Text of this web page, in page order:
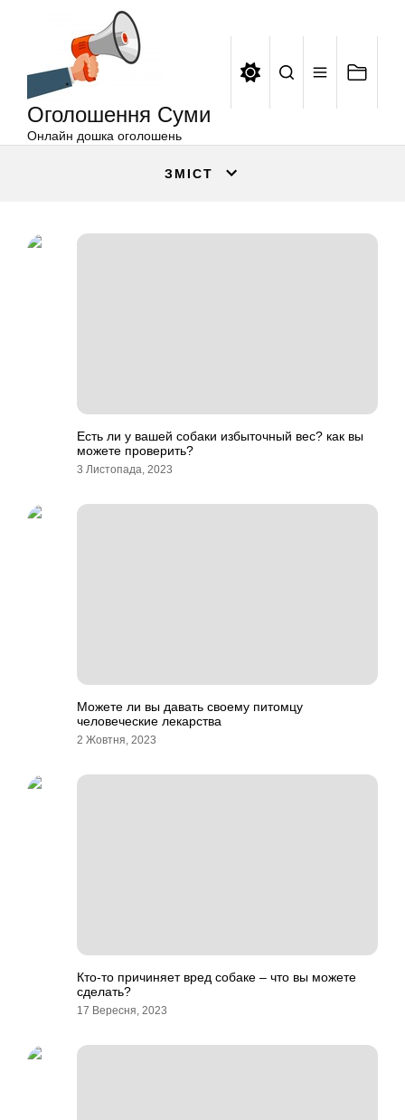
Оголошення Суми
Онлайн дошка оголошень
ЗМІСТ
Есть ли у вашей собаки избыточный вес? как вы
можете проверить?
3 Листопада, 2023
Можете ли вы давать своему питомцу
человеческие лекарства
2 Жовтня, 2023
Кто-то причиняет вред собаке – что вы можете
сделать?
17 Вересня, 2023